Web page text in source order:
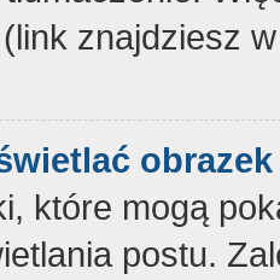
znajdziesz
które mogą
postu.